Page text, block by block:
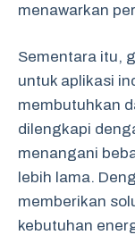
menawarkan
Sementara itu,
untuk aplikasi
membutuhkan
dilengkapi
menangani
lebih lama.
memberikan
kebutuhan